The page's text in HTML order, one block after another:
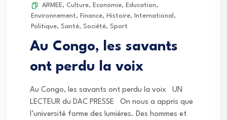
ARMEE, Culture, Economie, Education,
Environnement, Finance, Histoire, International ,
Politique, Santé, Société, Sport
Au Congo, les savants
ont perdu la voix
Au Congo, les savants ont perdu la voix UN
LECTEUR du DAC PRESSE On nous a appris que
l’université forme des lumières. Des hommes et